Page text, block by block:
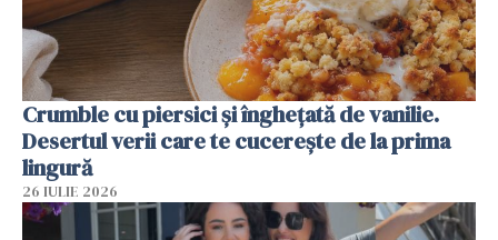
Crumble cu piersici și înghețată de vanilie.
Desertul verii care te cucerește de la prima
lingură
26 IULIE 2026